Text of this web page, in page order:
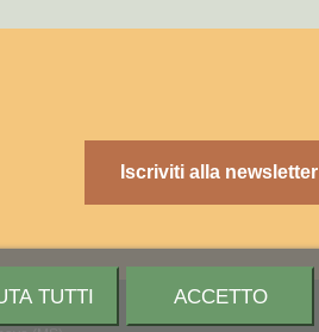
Iscriviti alla newsletter
TUTTI ACCETTO